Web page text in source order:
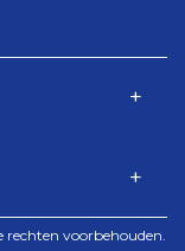
voorbehouden.